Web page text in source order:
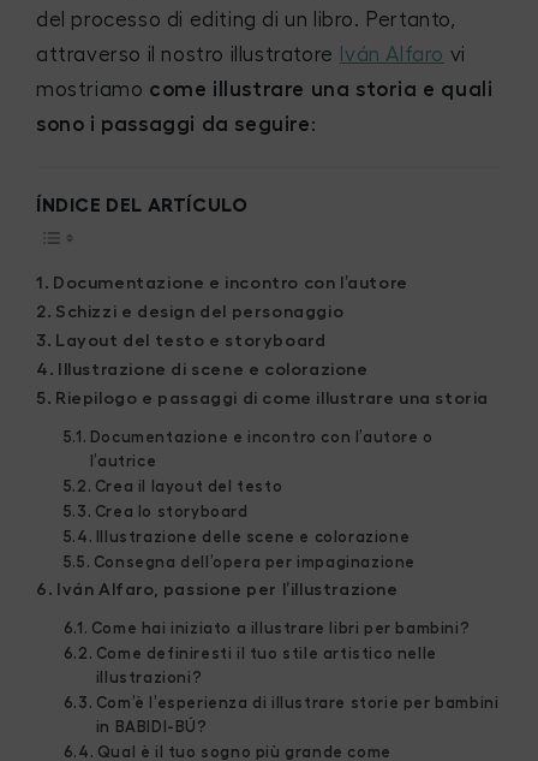
del processo di editing di un libro. Pertanto,
attraverso il nostro illustratore
Iván Alfaro vi
mostriamo come illustrare una storia e quali
sono i passaggi da seguire:
ÍNDICE DEL ARTÍCULO
Documentazione e incontro con l’autore
Schizzi e design del personaggio
Layout del testo e storyboard
Illustrazione di scene e colorazione
Riepilogo e passaggi di come illustrare una storia
Documentazione e incontro con l’autore o
l’autrice
Crea il layout del testo
Crea lo storyboard
Illustrazione delle scene e colorazione
Consegna dell’opera per impaginazione
Iván Alfaro, passione per l’illustrazione
Come hai iniziato a illustrare libri per bambini?
Come definiresti il ​​tuo stile artistico nelle
illustrazioni?
Com’è l’esperienza di illustrare storie per bambini
in BABIDI-BÚ?
Qual è il tuo sogno più grande come